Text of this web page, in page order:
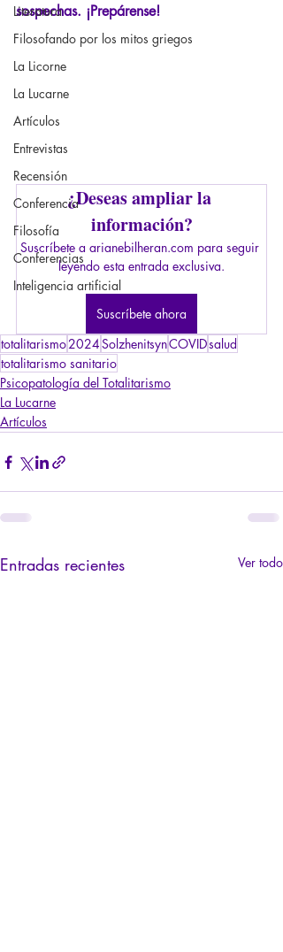
Literatura
Filosofando por los mitos griegos
La Licorne
La Lucarne
Artículos
Entrevistas
Recensión
Conferencia
Filosofía
Conferencias
Inteligencia artificial
sospechas. ¡Prepárense!
¿Deseas ampliar la
información?
Suscríbete a arianebilheran.com para seguir
leyendo esta entrada exclusiva.
Suscríbete ahora
totalitarismo2024SolzhenitsynCOVIDsalud
totalitarismo sanitario
Psicopatología del Totalitarismo
La Lucarne
Artículos
Entradas recientes Ver todo